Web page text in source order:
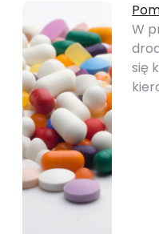
W
się